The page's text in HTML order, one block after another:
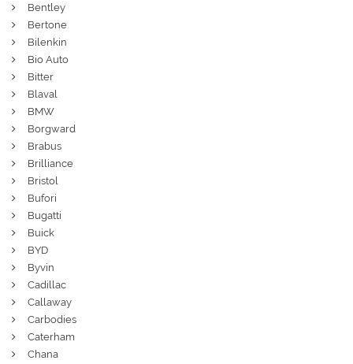
Bentley
Bertone
Bilenkin
Bio Auto
Bitter
Blaval
BMW
Borgward
Brabus
Brilliance
Bristol
Bufori
Bugatti
Buick
BYD
Byvin
Cadillac
Callaway
Carbodies
Caterham
Chana